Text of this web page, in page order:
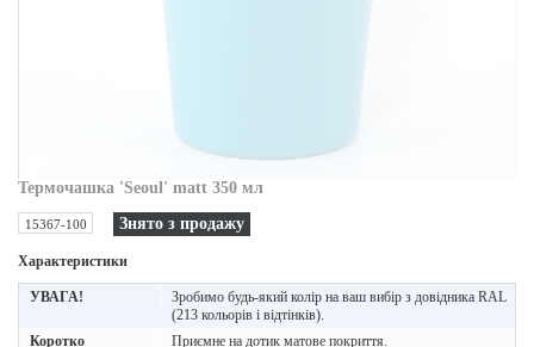
Термочашка 'Seoul' matt 350 мл
15367-100 Знято з продажу
Характеристики
УВАГА!
Зробимо будь-який колір на ваш вибір з довідника RAL
(213 кольорів і відтінків).
Коротко
Приємне на дотик матове покриття.